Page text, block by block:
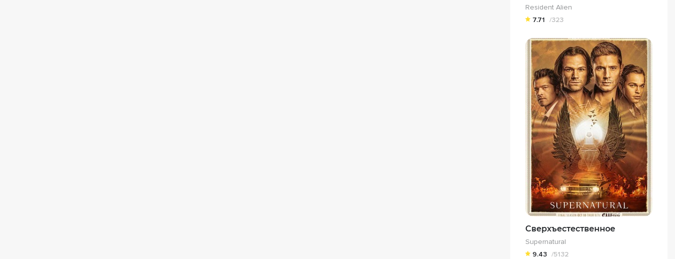
Resident Alien
7.71
/323
Сверхъестественное
Supernatural
9.43 /5132